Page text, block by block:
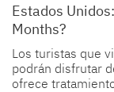
Estados
Months?
Los turistas que
podrán disfrutar
ofrece